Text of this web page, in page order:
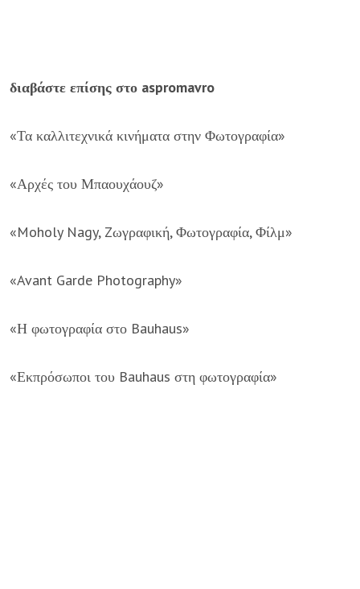
διαβάστε επίσης στο aspromavro
«Τα καλλιτεχνικά κινήματα στην Φωτογραφία»
«Αρχές του Μπαουχάουζ»
«Moholy Nagy, Zωγραφική, Φωτογραφία, Φίλμ»
«Avant Garde Photography»
«Η φωτογραφία στο Bauhaus»
«Εκπρόσωποι του Bauhaus στη φωτογραφία»